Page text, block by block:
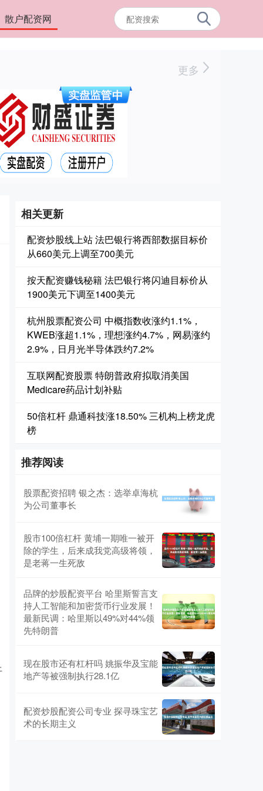
散户配资网
更多
相关更新
配资炒股线上站 法巴银行将西部数据目标价
从660美元上调至700美元
按天配资赚钱秘籍 法巴银行将闪迪目标价从
1900美元下调至1400美元
杭州股票配资公司 中概指数收涨约1.1%，
KWEB涨超1.1%，理想涨约4.7%，网易涨约
2.9%，日月光半导体跌约7.2%
互联网配资股票 特朗普政府拟取消美国
Medicare药品计划补贴
50倍杠杆 鼎通科技涨18.50% 三机构上榜龙虎
榜
推荐阅读
股票配资招聘 银之杰：选举卓海杭
为公司董事长
股市100倍杠杆 黄埔一期唯一被开
除的学生，后来成我党高级将领，
是老蒋一生死敌
品牌的炒股配资平台 哈里斯誓言支
持人工智能和加密货币行业发展！
最新民调：哈里斯以49%对44%领
先特朗普
现在股市还有杠杆吗 姚振华及宝能
地产等被强制执行28.1亿
配资炒股配资公司专业 探寻珠宝艺
术的长期主义